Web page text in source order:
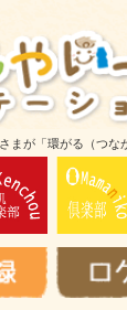
まが「環がる（つな